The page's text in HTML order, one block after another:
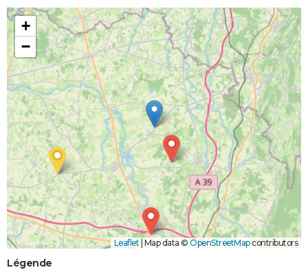
+
−
Leaflet Map data © OpenStreetMapcontributors
Légende